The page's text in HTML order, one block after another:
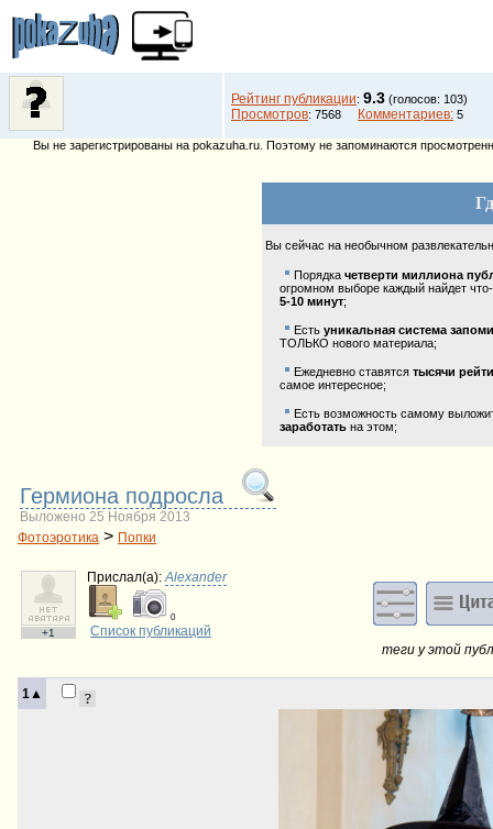
Рейтинг публикации: 9.3 (голосов: 103)
Просмотров: 7568 Комментариев: 5
Вы не зарегистрированы на pokazuha.ru. Поэтому не запоминаются
Вы сейчас на необычном
Порядка четверти миллиона
огромном выборе каждый найдет
5-10 минут;
Есть уникальная система
ТОЛЬКО нового материала;
Ежедневно ставятся тысячи
самое интересное;
Есть возможность самому
заработать на этом;
Гермиона подросла
Выложено 25 Ноября 2013
Фотоэротика > Попки
+1
Прислал(a):Alexander
0
Список публикаций
теги у этой
1▲